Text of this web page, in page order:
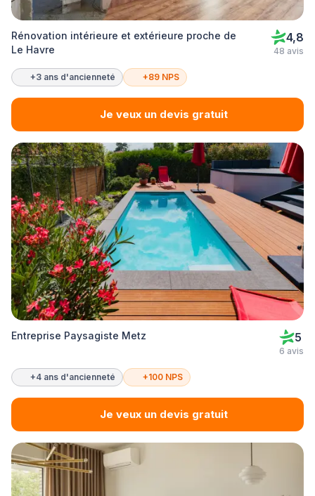
Rénovation intérieure et extérieure proche de
Le Havre
4,8
48 avis
+3 ans d'ancienneté +89 NPS
Je veux un devis gratuit
Entreprise Paysagiste Metz 5
6 avis
+4 ans d'ancienneté +100 NPS
Je veux un devis gratuit